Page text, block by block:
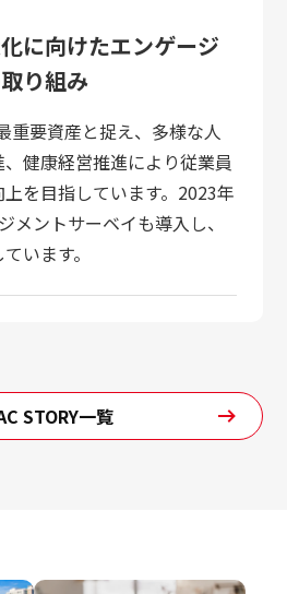
に向けたエンゲージ
り組み
重要資産と捉え、多様な人
健康経営推進により従業員
を目指しています。2023年
メントサーベイも導入し、
います。
STORY一覧